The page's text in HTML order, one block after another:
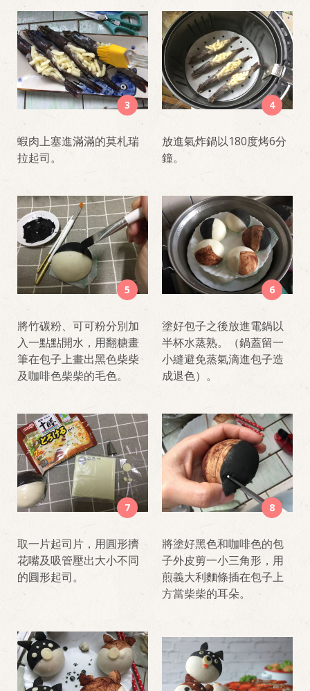
3
蝦肉上塞進滿滿的莫札瑞
拉起司。
4
放進氣炸鍋以180度烤6分
鐘。
5
將竹碳粉、可可粉分別加
入一點點開水，用翻糖畫
筆在包子上畫出黑色柴柴
及咖啡色柴柴的毛色。
6
塗好包子之後放進電鍋以
半杯水蒸熟。（鍋蓋留一
小縫避免蒸氣滴進包子造
成退色）。
7
取一片起司片，用圓形擠
花嘴及吸管壓出大小不同
的圓形起司。
8
將塗好黑色和咖啡色的包
子外皮剪一小三角形，用
煎義大利麵條插在包子上
方當柴柴的耳朵。